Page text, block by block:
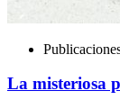
La misteriosa